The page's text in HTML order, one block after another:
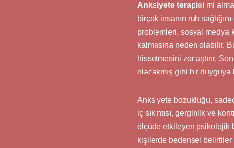
Anksiyete terapisimi
birçok insanın ruh
problemleri, sosyal medya
kalmasına neden olabilir.
hissetmesini zorlaştırır.
olacakmış gibi bir duyguya
Anksiyete bozukluğu,
iç sıkıntısı, gerginlik ve
ölçüde etkileyen psikolojik
kişilerde bedensel belirtiler